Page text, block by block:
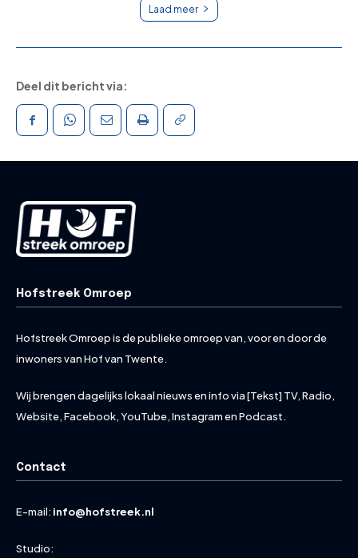
Laad meer
Deel dit bericht via:
Hofstreek Omroep
Hofstreek Omroep is de publieke omroep van, voor en door de
inwoners van Hof van Twente.
Wij brengen dagelijks lokaal nieuws en info via [Tekst] TV, Radio,
Website, Facebook, YouTube, Instagram en Podcast.
Contact
E-mail: info@hofstreek.nl
Studio: